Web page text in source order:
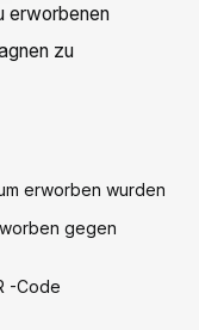
erworbenen
zu
erworben wurden
gegen
-Code